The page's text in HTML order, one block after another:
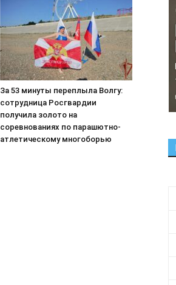
За 53 минуты переплыла Волгу:
сотрудница Росгвардии
получила золото на
соревнованиях по парашютно-
атлетическому многоборью